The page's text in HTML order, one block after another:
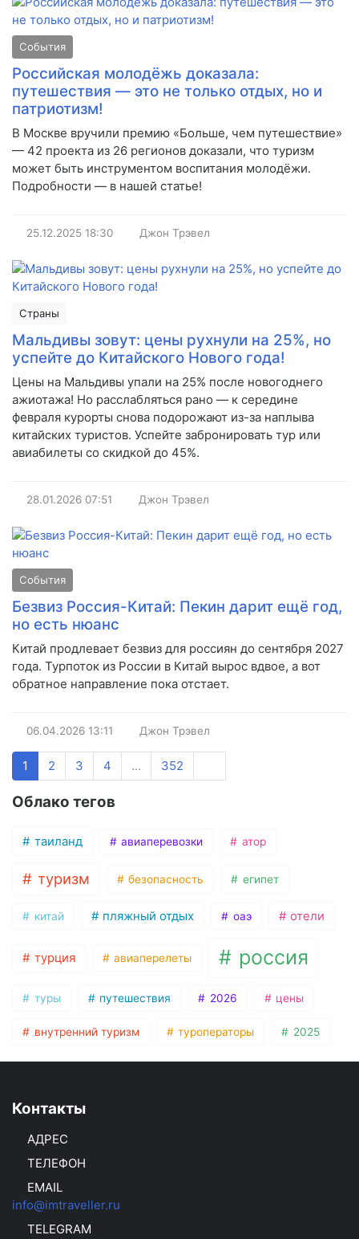
События
Российская молодёжь доказала:
путешествия — это не только отдых, но и
патриотизм!
В Москве вручили премию «Больше, чем путешествие»
— 42 проекта из 26 регионов доказали, что туризм
может быть инструментом воспитания молодёжи.
Подробности — в нашей статье!
25.12.2025 18:30 Джон Трэвел
Страны
Мальдивы зовут: цены рухнули на 25%, но
успейте до Китайского Нового года!
Цены на Мальдивы упали на 25% после новогоднего
ажиотажа! Но расслабляться рано — к середине
февраля курорты снова подорожают из-за наплыва
китайских туристов. Успейте забронировать тур или
авиабилеты со скидкой до 45%.
28.01.2026 07:51 Джон Трэвел
События
Безвиз Россия-Китай: Пекин дарит ещё год,
но есть нюанс
Китай продлевает безвиз для россиян до сентября 2027
года. Турпоток из России в Китай вырос вдвое, а вот
обратное направление пока отстает.
06.04.2026 13:11 Джон Трэвел
1 2 3 4 ... 352
Облако тегов
таиланд авиаперевозки атор
туризм безопасность египет
китай пляжный отдых оаэ отели
турция авиаперелеты россия
туры путешествия 2026 цены
внутренний туризм туроператоры 2025
Контакты
АДРЕС
ТЕЛЕФОН
EMAIL
info@imtraveller.ru
TELEGRAM